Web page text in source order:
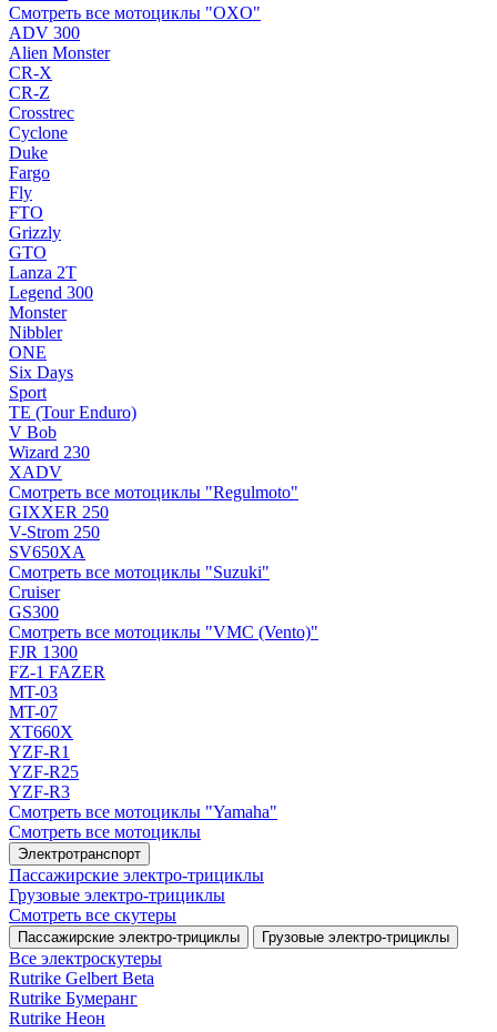
Смотреть все мотоциклы "OXO"
ADV 300
Alien Monster
CR-X
CR-Z
Crosstrec
Cyclone
Duke
Fargo
Fly
FTO
Grizzly
GTO
Lanza 2T
Legend 300
Monster
Nibbler
ONE
Six Days
Sport
TE (Tour Enduro)
V Bob
Wizard 230
XADV
Смотреть все мотоциклы "Regulmoto"
GIXXER 250
V-Strom 250
SV650XA
Смотреть все мотоциклы "Suzuki"
Cruiser
GS300
Смотреть все мотоциклы "VMC (Vento)"
FJR 1300
FZ-1 FAZER
MT-03
MT-07
XT660X
YZF-R1
YZF-R25
YZF-R3
Смотреть все мотоциклы "Yamaha"
Смотреть все мотоциклы
Электротранспорт
Пассажирские электро‑трициклы
Грузовые электро‑трициклы
Смотреть все скутеры
Пассажирские электро‑трициклы Грузовые электро‑трициклы
Все электро­скутеры
Rutrike Gelbert Beta
Rutrike Бумеранг
Rutrike Неон